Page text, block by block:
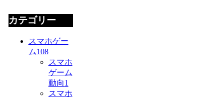
カテゴリー
スマホゲー
ム108
スマホ
ゲーム
動向1
スマホ